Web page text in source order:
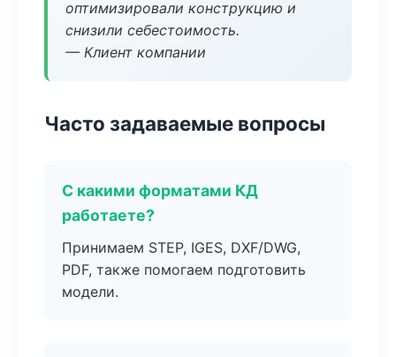
оптимизировали конструкцию и
снизили себестоимость.
— Клиент компании
Часто задаваемые вопросы
С какими форматами КД
работаете?
Принимаем STEP, IGES, DXF/DWG,
PDF, также помогаем подготовить
модели.